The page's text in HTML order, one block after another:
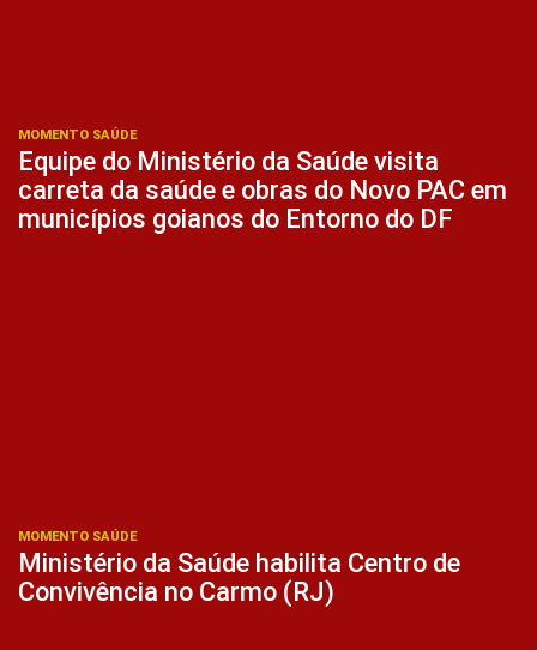
MOMENTO SAÚDE
Equipe do Ministério da Saúde visita
carreta da saúde e obras do Novo PAC em
municípios goianos do Entorno do DF
MOMENTO SAÚDE
Ministério da Saúde habilita Centro de
Convivência no Carmo (RJ)